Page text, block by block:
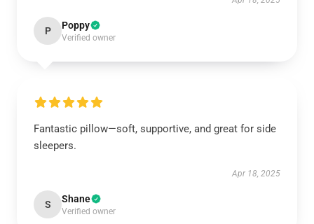
P Poppy
Verified owner
Fantastic pillow—soft, supportive, and great for side
sleepers.
Apr 18, 2025
S Shane
Verified owner